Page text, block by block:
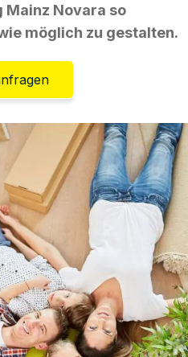
Mainz Novara so
möglich zu gestalten.